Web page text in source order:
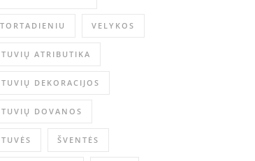
VELYKOS
ATRIBUTIKA
DEKORACIJOS
DOVANOS
ŠVENTĖS